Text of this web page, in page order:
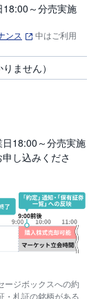
～分売実施
ンス
中はご利用
ません）
18:00～分売実施
し込みくださ
ージボックスへの約
・札証の銘柄がある